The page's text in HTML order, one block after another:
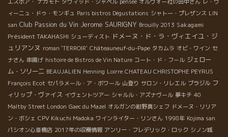
ィーニュ・ドゥ・モンギュ Paris bistros Dégustations シャトー・プレザンス LIN
san Club Passion du Vin Jerome SAURIGNY Brouilly 2013 Sakagami
Président TAKAHASHI シューディスト ドメーヌ・ド・ラ・ヴィエイユ・ジ
ュリアンヌ roman 'TERROIR' Châteauneuf-du-Pape タカムラ オビ・ワイン セ
ナさん 串揚げ histoire de Bistros de Vin Nature コート・ド・フール ジェロー
ム・ソリーニ BEAUJALIEN Henning Loirre CHATEAU CHRISTOPHE PEYRUS
François Ecot セパラメール・ア・ボワール 山登り サロン・リレエル ブラジル フ
ィリップ・ヴァイス イヴェントツアー シャルル・アズナヴール 夢キチ 40
Maltby Street London Gaec du Mazel オルガンの紺野真シェフ ドメーヌ・リリア
ン・ボシェ CPV Kikuchi Madoka ワインライター・リンさん 1998年 Kojima san
パシオン心斎橋店 2017年の収穫情報 アンリー・フレデリック・ロック シノン城